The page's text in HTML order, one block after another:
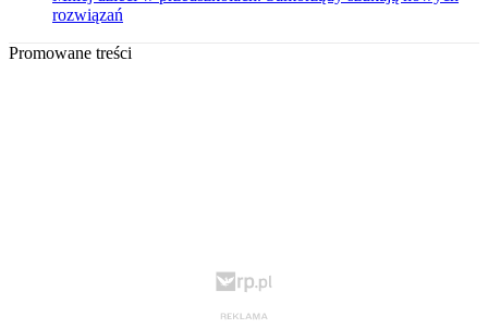
rozwiązań
Promowane treści